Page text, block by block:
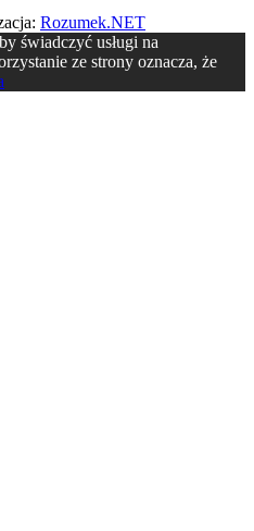
Rozumek.NET
świadczyć usługi na
ze strony oznacza, że